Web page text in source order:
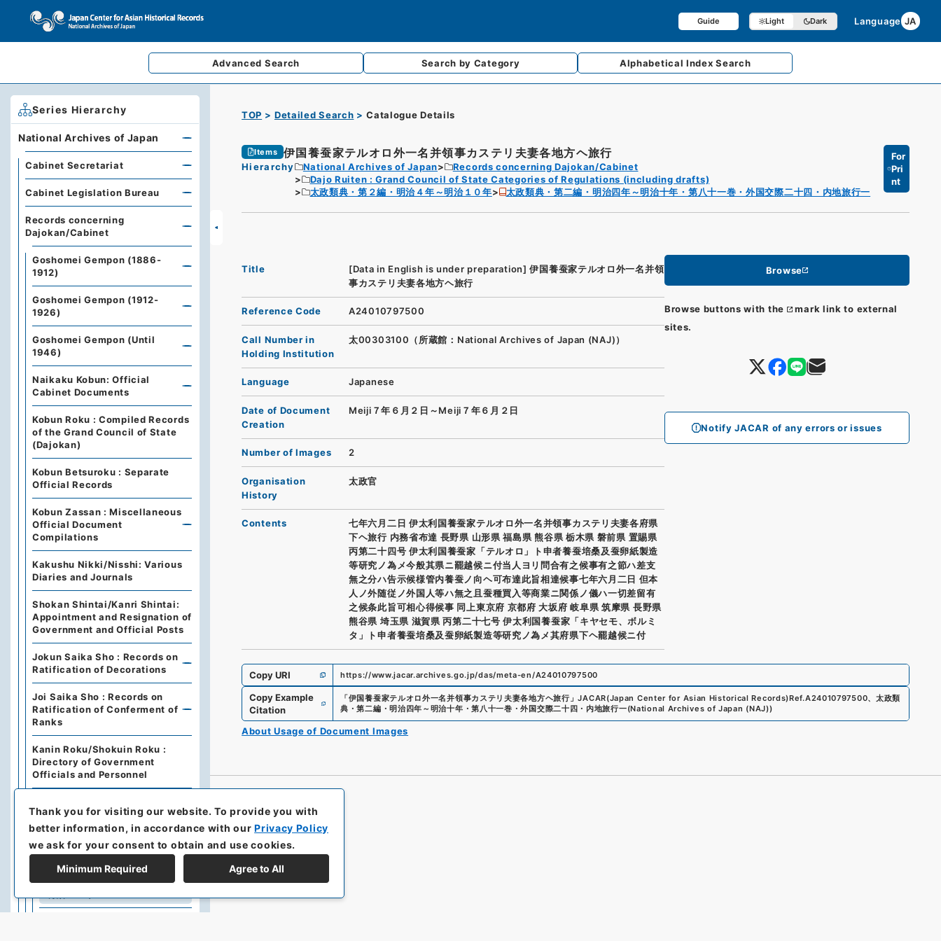
Guide Light Dark Language JA
Advanced Search Search by Category AlphabeticalIndex Search
TOP Detailed Search Catalogue Details
Items 伊国養蚕家テルオロ外一名并領事カステリ夫妻各地方ヘ旅行
Hierarchy National Archives of Japan
Records concerning Dajokan/Cabinet
Dajo Ruiten : Grand Council of State Categories of Regulations (including drafts)
太政類典・第２編・明治４年～明治１０年
太政類典・第二編・明治四年～明治十年・第八十一巻・外国交際二十四・内地旅行一
For
Pri
nt
Browse
Browse buttons with the
mark link to external
sites.
Notify JACAR of any errors or issues
Title [Data in English is under preparation] 伊国養蚕家テルオロ外一名并領
事カステリ夫妻各地方ヘ旅行
Reference Code A24010797500
Call Number in
Holding Institution
太00303100（所蔵館：National Archives of Japan (NAJ)）
Language Japanese
Date of Document
Creation
Meiji７年６月２日～Meiji７年６月２日
Number of Images 2
Organisation
History
太政官
Contents
七年六月二日 伊太利国養蚕家テルオロ外一名并領事カステリ夫妻各府県
下ヘ旅行 内務省布達 長野県 山形県 福島県 熊谷県 栃木県 磐前県 置賜県
丙第二十四号 伊太利国養蚕家「テルオロ」ト申者養蚕培桑及蚕卵紙製造
等研究ノ為メ今般其県ニ罷越候ニ付当人ヨリ問合有之候事有之節ハ差支
無之分ハ告示候様管内養蚕ノ向ヘ可布達此旨相達候事七年六月二日 但本
人ノ外随従ノ外国人等ハ無之且蚕種買入等商業ニ関係ノ儀ハ一切差留有
之候条此旨可相心得候事 同上東京府 京都府 大坂府 岐阜県 筑摩県 長野県
熊谷県 埼玉県 滋賀県 丙第二十七号 伊太利国養蚕家「キヤセモ、ボルミ
タ」ト申者養蚕培桑及蚕卵紙製造等研究ノ為メ其府県下ヘ罷越候ニ付
Copy URI https://www.jacar.archives.go.jp/das/meta-en/A24010797500
Copy Example
Citation
「伊国養蚕家テルオロ外一名并領事カステリ夫妻各地方ヘ旅行 」JACAR(Japan Center for Asian Historical Records)Ref.A24010797500、 太政類
典・第二編・明治四年～明治十年・第八十一巻・外国交際二十四・内地旅行一(National Archives of Japan (NAJ))
About Usage of Document Images
Series Hierarchy
National Archives of Japan
Cabinet Secretariat
Cabinet Legislation Bureau
Records concerning
Dajokan/Cabinet
Goshomei Gempon (1886-
1912)
Goshomei Gempon (1912-
1926)
Goshomei Gempon (Until
1946)
Naikaku Kobun: Official
Cabinet Documents
Kobun Roku : Compiled Records
of the Grand Council of State
(Dajokan)
Kobun Betsuroku : Separate
Official Records
Kobun Zassan : Miscellaneous
Official Document
Compilations
Kakushu Nikki/Nisshi: Various
Diaries and Journals
Shokan Shintai/Kanri Shintai:
Appointment and Resignation of
Government and Official Posts
Jokun Saika Sho : Records on
Ratification of Decorations
Joi Saika Sho : Records on
Ratification of Conferment of
Ranks
Kanin Roku/Shokuin Roku :
Directory of Government
Officials and Personnel
State Categories of
Regulations (including drafts)
Dajo Ruiten Vol.1 1867-1870
太政類典・第２編・明治４年～
Thank you for visiting our website.To provide you with
better information, in accordance with ourPrivacy Policy
we ask for your consent to obtain and use cookies.
Minimum Required Agree to All